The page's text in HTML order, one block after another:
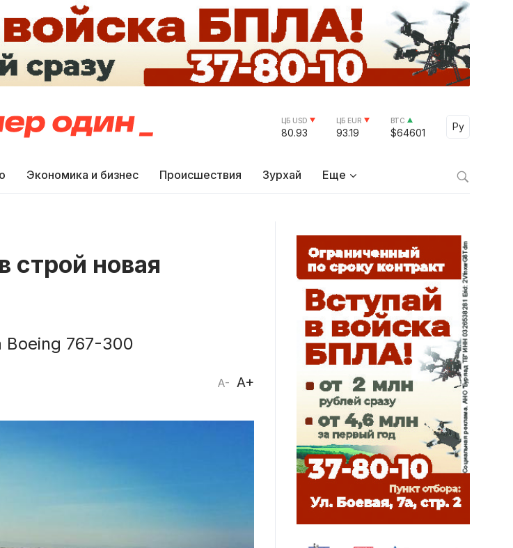
ЦБ USD
80.93
ЦБ EUR
93.19
BTC
$64601
Ру
Select
Экономика и бизнес Происшествия Зурхай Еще
строй новая
Вoeing 767-300
A- A+